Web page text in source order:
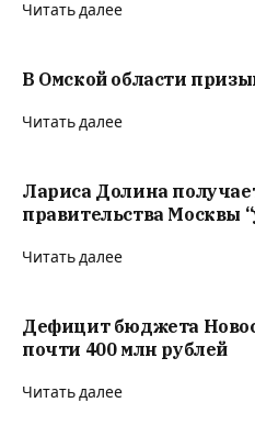
Читать далее
В Омской области
Читать далее
Лариса Долина
правительства Москвы
Читать далее
Дефицит бюджета
почти 400 млн рублей
Читать далее